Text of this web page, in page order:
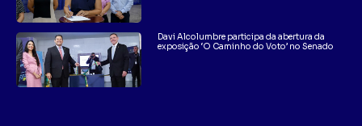
Davi Alcolumbre participa da abertura da
exposição ‘O Caminho do Voto’ no Senado